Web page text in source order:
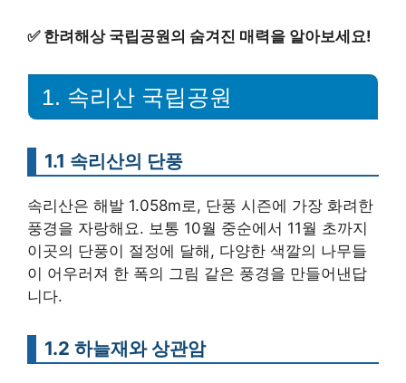
✅ 한려해상 국립공원의 숨겨진 매력을 알아보세요!
1. 속리산 국립공원
1.1 속리산의 단풍
속리산은 해발 1.058m로, 단풍 시즌에 가장 화려한
풍경을 자랑해요. 보통 10월 중순에서 11월 초까지
이곳의 단풍이 절정에 달해, 다양한 색깔의 나무들
이 어우러져 한 폭의 그림 같은 풍경을 만들어낸답
니다.
1.2 하늘재와 상관암